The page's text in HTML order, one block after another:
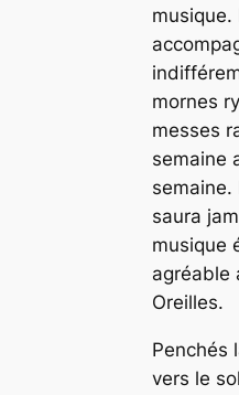
musique.
mornes
messes
semaine
semaine.
saura
musique
agréable
Oreilles.
Penchés
vers le